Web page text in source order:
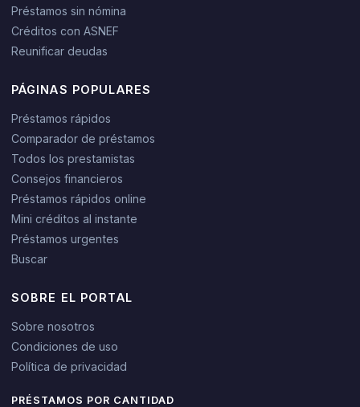
Préstamos sin nómina
Créditos con ASNEF
Reunificar deudas
PÁGINAS POPULARES
Préstamos rápidos
Comparador de préstamos
Todos los prestamistas
Consejos financieros
Préstamos rápidos online
Mini créditos al instante
Préstamos urgentes
Buscar
SOBRE EL PORTAL
Sobre nosotros
Condiciones de uso
Política de privacidad
PRÉSTAMOS POR CANTIDAD